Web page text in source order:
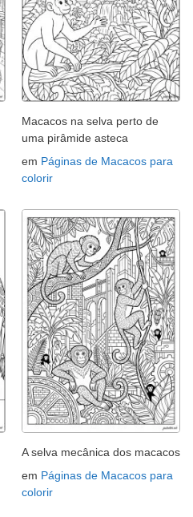
Macacos na selva perto de
uma pirâmide asteca
em Páginas de Macacos para
colorir
A selva mecânica dos macacos
em Páginas de Macacos para
colorir